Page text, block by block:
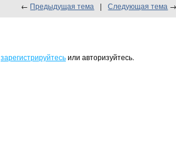
← Предыдущая тема | Следующая тема
зарегистрируйтесьили авторизуйтесь.